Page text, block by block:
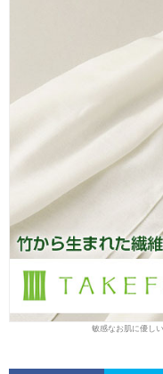
敏感なお肌に優し